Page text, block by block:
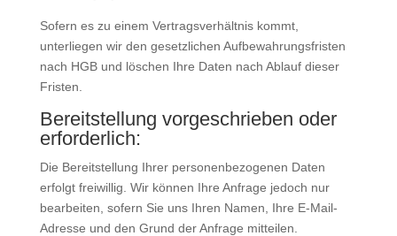
Sofern es zu einem Vertragsverhältnis kommt,
unterliegen wir den gesetzlichen Aufbewahrungsfristen
nach HGB und löschen Ihre Daten nach Ablauf dieser
Fristen.
Bereitstellung vorgeschrieben oder
erforderlich:
Die Bereitstellung Ihrer personenbezogenen Daten
erfolgt freiwillig. Wir können Ihre Anfrage jedoch nur
bearbeiten, sofern Sie uns Ihren Namen, Ihre E-Mail-
Adresse und den Grund der Anfrage mitteilen.